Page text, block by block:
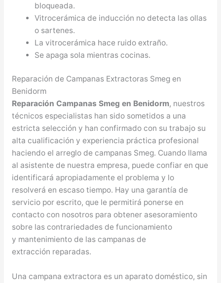
bloqueada.
Vitrocerámica de inducción no detecta las ollas
o sartenes.
La vitrocerámica hace ruido extraño.
Se apaga sola mientras cocinas.
Reparación de Campanas Extractoras Smeg en
Benidorm
Reparación Campanas Smeg en Benidorm, nuestros
técnicos especialistas han sido sometidos a una
estricta selección y han confirmado con su trabajo su
alta cualificación y experiencia práctica profesional
haciendo el arreglo de campanas Smeg. Cuando llama
al asistente de nuestra empresa, puede confiar en que
identificará apropiadamente el problema y lo
resolverá en escaso tiempo. Hay una garantía de
servicio por escrito, que le permitirá ponerse en
contacto con nosotros para obtener asesoramiento
sobre las contrariedades de funcionamiento
y mantenimiento de las campanas de
extracción reparadas.
Una campana extractora es un aparato doméstico, sin